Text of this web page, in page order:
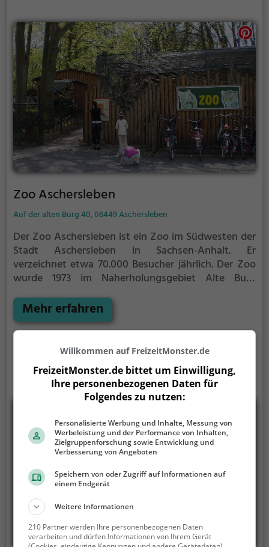
großflächigen Landschaftspark, ist aber nicht wie
diese Bestandteil der Welterbestätte Dessau-
Wörlitzer Gartenreich.
Zoo Aschersleben
Auf der alten Burg 40, 06449 Aschersleben
Der Zoo Aschersleben ist ein Zoo im Südwesten der
Stadt Aschersleben in Sachsen-Anhalt. Er
verzeichnet etwa 70.000 Besucher jährlich. Der Zoo
wurde 1973 im Naherholungsgebiet Alte Burg
Gelände des Zoos umfasst ca. 10 Hektar und
umschließt auch die letzten Überreste der Burg
Aschersleben, die nunmehr umzäunt als Gehege für
die im Zoo gehaltenen Uhus dienen.
Mehr erfahren
Willkommen auf FreizeitMonster.de
FreizeitMonster.de bittet um Einwilligung,
Ihre personenbezogenen Daten für
Folgendes zu nutzen:
Personalisierte Werbung und Inhalte, Messung von
Werbeleistung und der Performance von Inhalten,
Zielgruppenforschung sowie Entwicklung und
Verbesserung von Angeboten
Speichern von oder Zugriff auf Informationen auf
einem Endgerät
Weitere Informationen
210 Partner werden Ihre personenbezogenen Daten
verarbeiten und dürfen Informationen von Ihrem Gerät